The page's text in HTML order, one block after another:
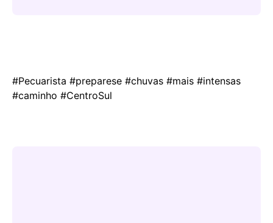
#Pecuarista #preparese #chuvas #mais #intensas
#caminho #CentroSul